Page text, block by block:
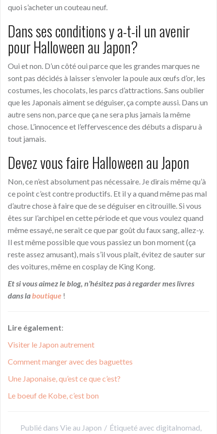
quoi s’acheter un couteau neuf.
Dans ses conditions y a-t-il un avenir
pour Halloween au Japon?
Oui et non. D’un côtéoui parce que les grandes marques ne
sont pas décidés à laisser s’envoler la poule aux œufs d’or, les
costumes, les chocolats, les parcs d’attractions. Sans oublier
que les Japonais aiment se déguiser, ça compte aussi. Dans un
autre sens non, parce que ça ne sera plus jamais la même
chose. L’innocence et l’effervescence des débuts a disparu à
tout jamais.
Devez vous faire Halloween au Japon
Non, ce n’est absolument pas nécessaire. Je dirais même qu’à
ce point c’est contre productifs. Et il y a quand même pas mal
d’autre chose à faire que de se déguiser en citrouille. Si vous
êtes sur l’archipel en cette période et que vous voulez quand
même essayé , ne serait ce que par goût du faux sang, allez-y.
Il est même possible que vous passiez un bon moment (ça
reste assez amusant), mais s’il vous plaît, évitez de sauter sur
des voitures, même en cosplay de King Kong.
Et si vous aimez le blog, n’hésitez pas à regarder mes livres
dans laboutique !
Lire également:
Visiter le Japon autrement
Comment manger avec des baguettes
Une Japonaise, qu’est ce que c’est?
Le boeuf de Kobe, c’est bon
Publié dans Vie au Japon Étiqueté avec digitalnomad